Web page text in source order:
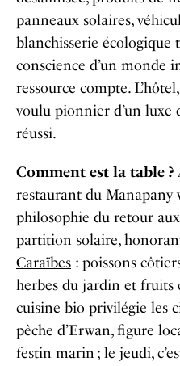
panneaux solaires,
blanchisserie écologique
conscience d’un monde
ressource compte.
voulu pionnier d’un luxe
réussi.
Comment est la table ?
restaurant du Manapany
philosophie du retour
partition solaire,
Caraïbes : poissons
herbes du jardin et fruits
cuisine bio privilégie les
pêche d’Erwan, figure
festin marin; le jeudi,